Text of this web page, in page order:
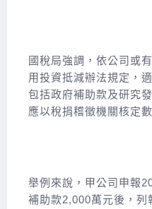
國稅局強調，依公司或
用投資抵減辦法規定，
包括政府補助款及研究
應以稅捐稽徵機關核定
舉例來說，甲公司申報
補助款2,000萬元後，列